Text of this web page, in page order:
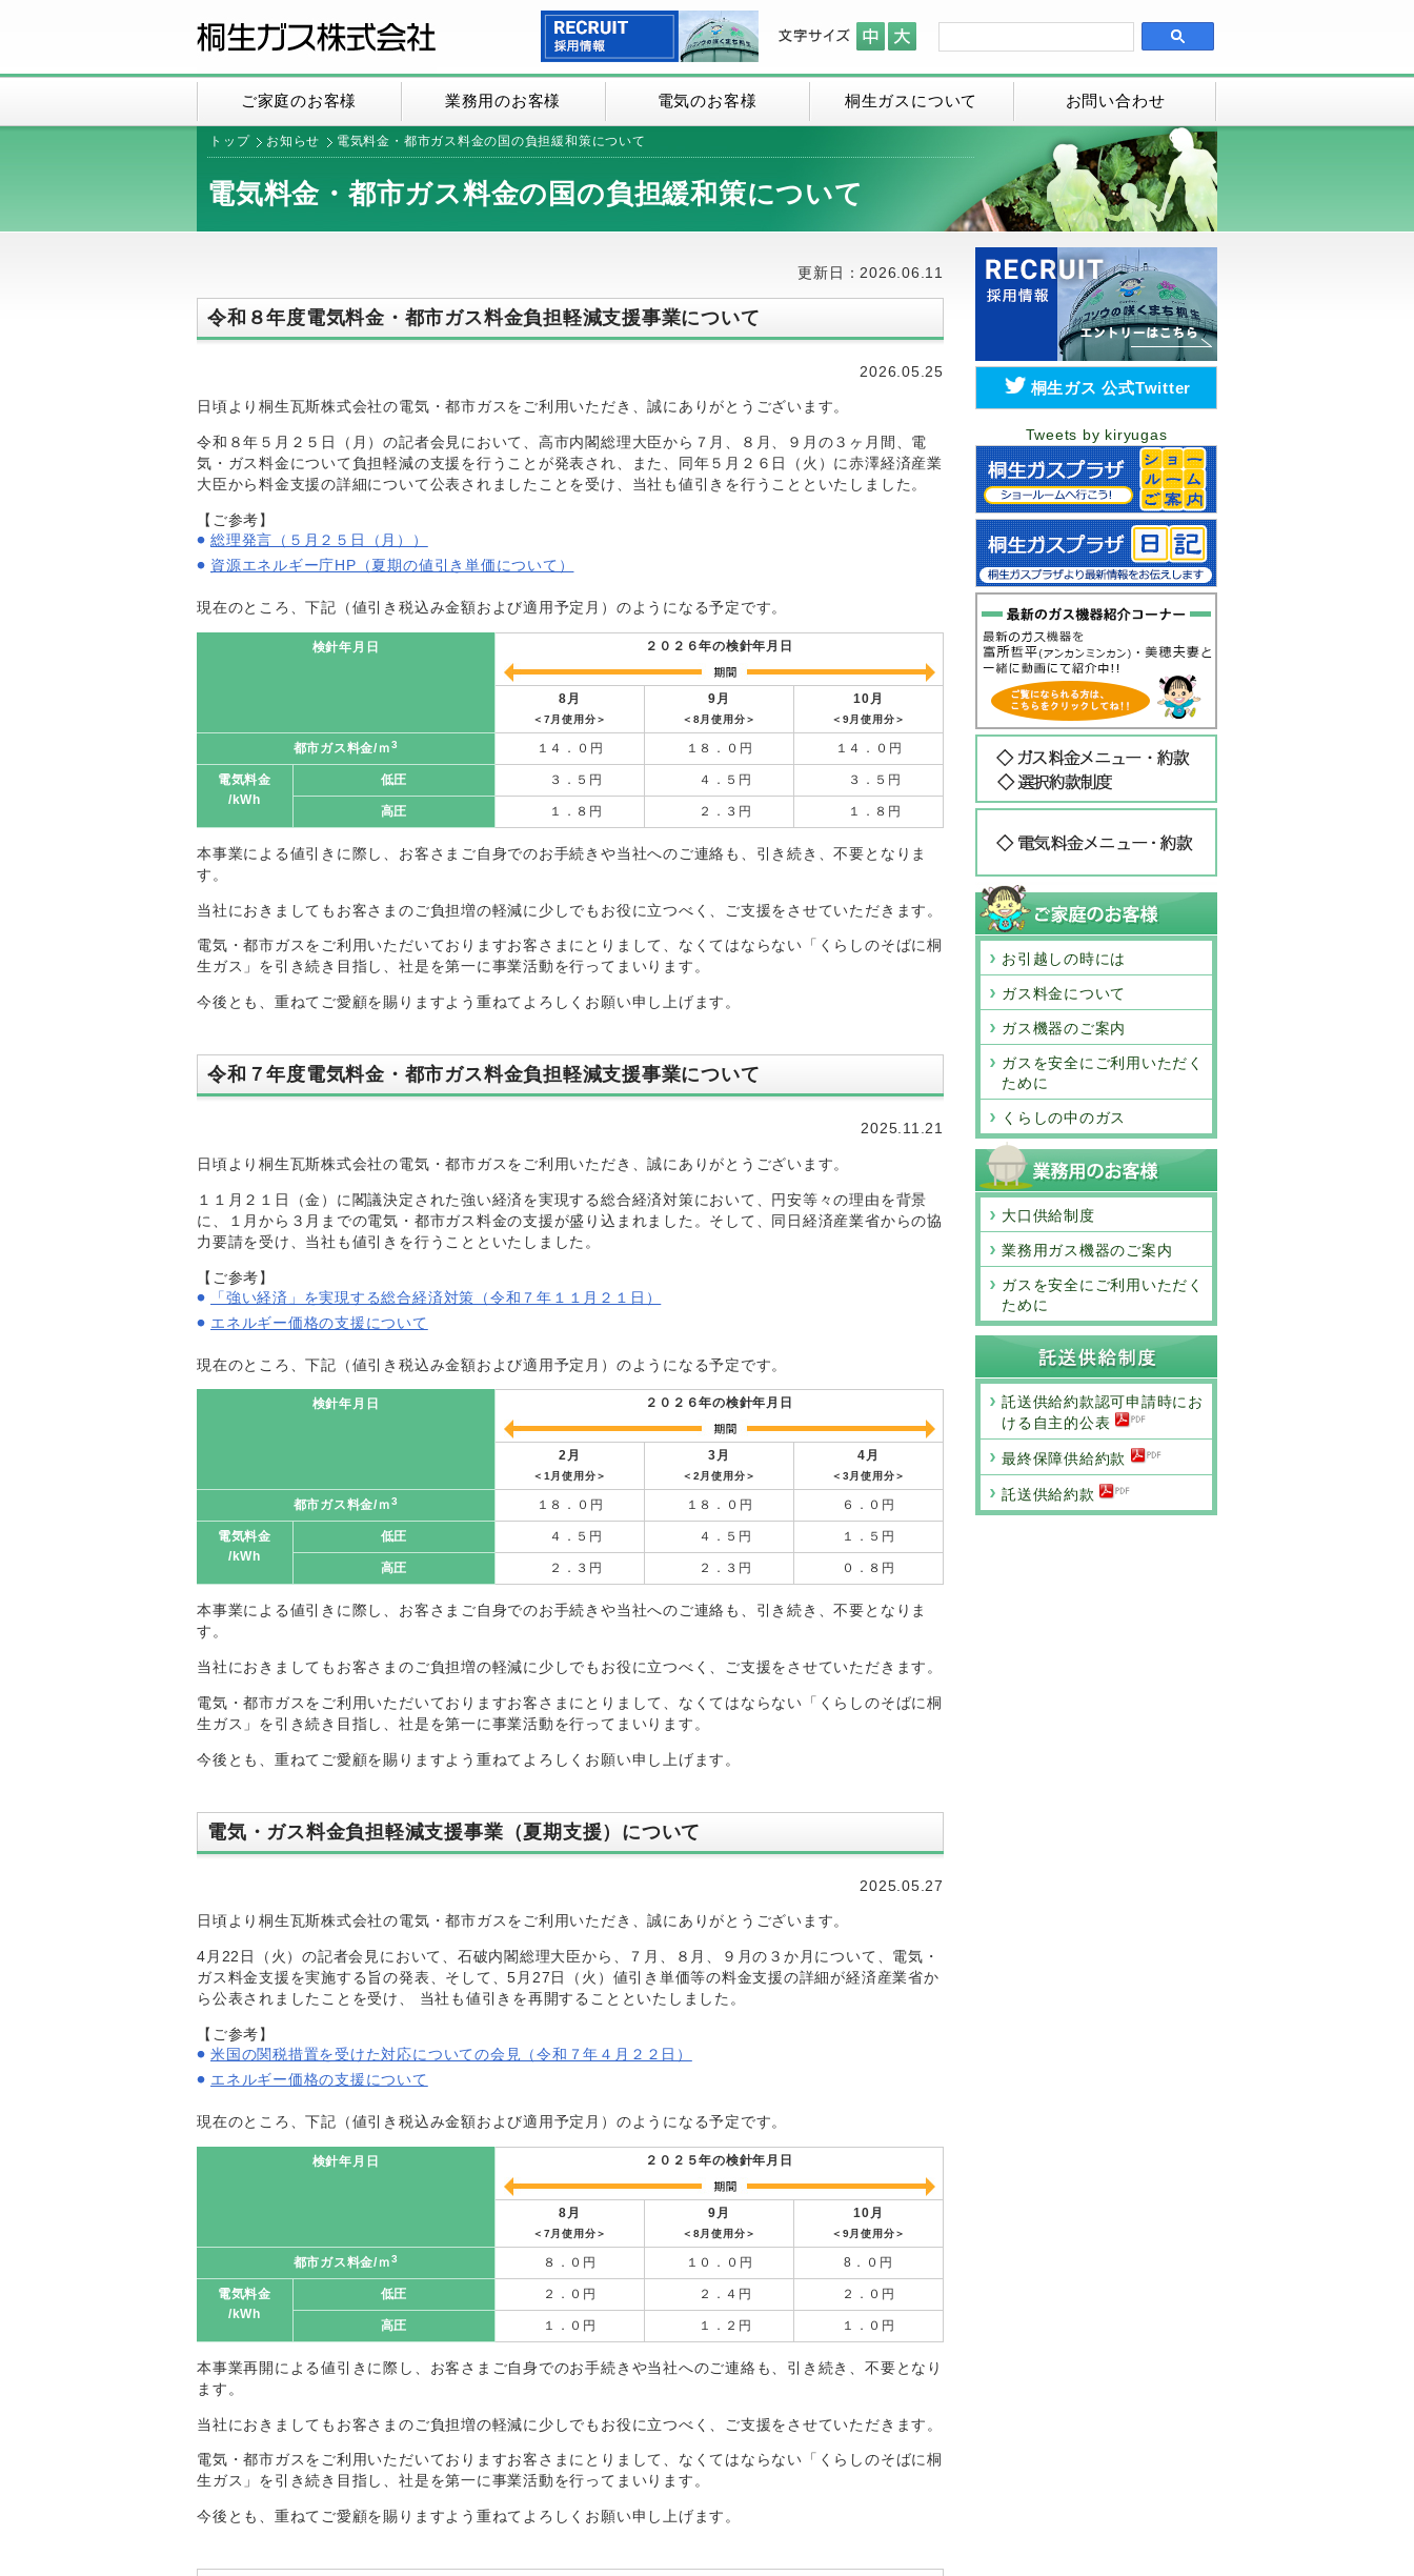
ご家庭のお客様 業務用のお客様 電気のお客様 桐生ガスについて お問い合わせ
トップ お知らせ 電気料金・都市ガス料金の国の負担緩和策について
電気料金・都市ガス料金の国の負担緩和策について
更新日：2026.06.11
令和８年度電気料金・都市ガス料金負担軽減支援事業について
2026.05.25
日頃より桐生瓦斯株式会社の電気・都市ガスをご利用いただき、誠にありがとうございます。
令和８年５月２５日（月）の記者会見において、高市内閣総理大臣から７月、８月、９月の３ヶ月間、電
気・ガス料金について負担軽減の支援を行うことが発表され、また、同年５月２６日（火）に赤澤経済産業
大臣から料金支援の詳細について公表されましたことを受け、当社も値引きを行うことといたしました。
【ご参考】
総理発言（５月２５日（月））
資源エネルギー庁HP（夏期の値引き単価について）
現在のところ、下記（値引き税込み金額および適用予定月）のようになる予定です。
検針年月日 ２０２６年の検針年月日
8月
＜7月使用分＞
9月
＜8月使用分＞
10月
＜9月使用分＞
都市ガス料金/ｍ3 １４．０円 １８．０円 １４．０円
電気料金
/kWh
低圧 ３．５円 ４．５円 ３．５円
高圧 １．８円 ２．３円 １．８円
本事業による値引きに際し、お客さまご自身でのお手続きや当社へのご連絡も、引き続き、不要となりま
す。
当社におきましてもお客さまのご負担増の軽減に少しでもお役に立つべく、ご支援をさせていただきます。
電気・都市ガスをご利用いただいておりますお客さまにとりまして、なくてはならない「くらしのそばに桐
生ガス」を引き続き目指し、社是を第一に事業活動を行ってまいります。
今後とも、重ねてご愛顧を賜りますよう重ねてよろしくお願い申し上げます。
令和７年度電気料金・都市ガス料金負担軽減支援事業について
2025.11.21
日頃より桐生瓦斯株式会社の電気・都市ガスをご利用いただき、誠にありがとうございます。
１１月２１日（金）に閣議決定された強い経済を実現する総合経済対策において、円安等々の理由を背景
に、１月から３月までの電気・都市ガス料金の支援が盛り込まれました。そして、同日経済産業省からの協
力要請を受け、当社も値引きを行うことといたしました。
【ご参考】
「強い経済」を実現する総合経済対策（令和７年１１月２１日）
エネルギー価格の支援について
現在のところ、下記（値引き税込み金額および適用予定月）のようになる予定です。
検針年月日 ２０２６年の検針年月日
2月
＜1月使用分＞
3月
＜2月使用分＞
4月
＜3月使用分＞
都市ガス料金/ｍ3 １８．０円 １８．０円 ６．０円
電気料金
/kWh
低圧 ４．５円 ４．５円 １．５円
高圧 ２．３円 ２．３円 ０．８円
本事業による値引きに際し、お客さまご自身でのお手続きや当社へのご連絡も、引き続き、不要となりま
す。
当社におきましてもお客さまのご負担増の軽減に少しでもお役に立つべく、ご支援をさせていただきます。
電気・都市ガスをご利用いただいておりますお客さまにとりまして、なくてはならない「くらしのそばに桐
生ガス」を引き続き目指し、社是を第一に事業活動を行ってまいります。
今後とも、重ねてご愛顧を賜りますよう重ねてよろしくお願い申し上げます。
電気・ガス料金負担軽減支援事業（夏期支援）について
2025.05.27
日頃より桐生瓦斯株式会社の電気・都市ガスをご利用いただき、誠にありがとうございます。
4月22日（火）の記者会見において、石破内閣総理大臣から、７月、８月、９月の３か月について、電気・
ガス料金支援を実施する旨の発表、そして、5月27日（火）値引き単価等の料金支援の詳細が経済産業省か
ら公表されましたことを受け、 当社も値引きを再開することといたしました。
【ご参考】
米国の関税措置を受けた対応についての会見（令和７年４月２２日）
エネルギー価格の支援について
現在のところ、下記（値引き税込み金額および適用予定月）のようになる予定です。
検針年月日 ２０２５年の検針年月日
8月
＜7月使用分＞
9月
＜8月使用分＞
10月
＜9月使用分＞
都市ガス料金/ｍ3 ８．０円 １０．０円 8．０円
電気料金
/kWh
低圧 ２．０円 ２．４円 ２．０円
高圧 １．０円 １．２円 １．０円
本事業再開による値引きに際し、お客さまご自身でのお手続きや当社へのご連絡も、引き続き、不要となり
ます。
当社におきましてもお客さまのご負担増の軽減に少しでもお役に立つべく、ご支援をさせていただきます。
電気・都市ガスをご利用いただいておりますお客さまにとりまして、なくてはならない「くらしのそばに桐
生ガス」を引き続き目指し、社是を第一に事業活動を行ってまいります。
今後とも、重ねてご愛顧を賜りますよう重ねてよろしくお願い申し上げます。
桐生ガス 公式Twitter
Tweets by kiryugas
お引越しの時には
ガス料金について
ガス機器のご案内
ガスを安全にご利用いただく
ために
くらしの中のガス
大口供給制度
業務用ガス機器のご案内
ガスを安全にご利用いただく
ために
託送供給約款認可申請時にお
ける自主的公表
最終保障供給約款
託送供給約款